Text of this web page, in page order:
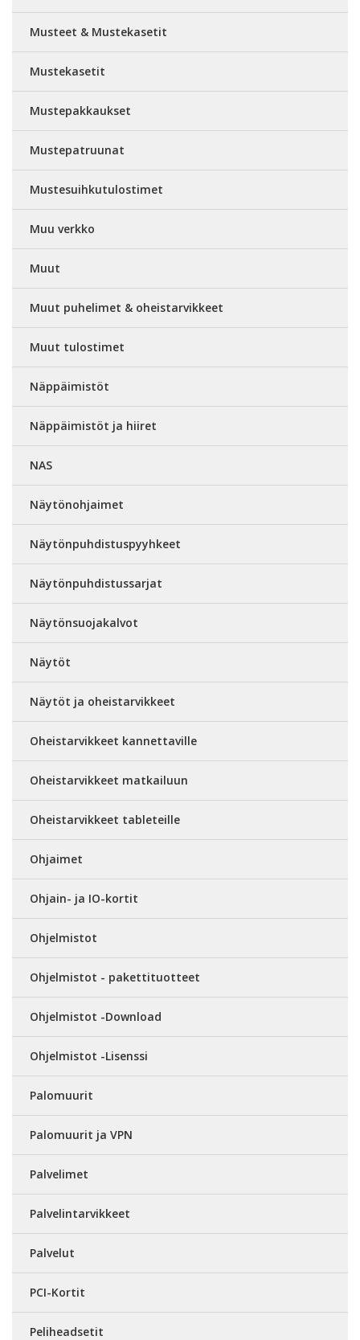
Musteet & Mustekasetit
Mustekasetit
Mustepakkaukset
Mustepatruunat
Mustesuihkutulostimet
Muu verkko
Muut
Muut puhelimet & oheistarvikkeet
Muut tulostimet
Näppäimistöt
Näppäimistöt ja hiiret
NAS
Näytönohjaimet
Näytönpuhdistuspyyhkeet
Näytönpuhdistussarjat
Näytönsuojakalvot
Näytöt
Näytöt ja oheistarvikkeet
Oheistarvikkeet kannettaville
Oheistarvikkeet matkailuun
Oheistarvikkeet tableteille
Ohjaimet
Ohjain- ja IO-kortit
Ohjelmistot
Ohjelmistot - pakettituotteet
Ohjelmistot -Download
Ohjelmistot -Lisenssi
Palomuurit
Palomuurit ja VPN
Palvelimet
Palvelintarvikkeet
Palvelut
PCI-Kortit
Peliheadsetit